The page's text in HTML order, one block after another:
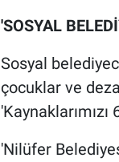
'SOSYAL
Sosyal
çocuklar ve
'Nilüfer